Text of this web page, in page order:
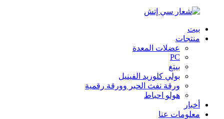
بيت
منتجات
عضلات المعدة
PC
بيتغ
بولي كلوريد الفينيل
ورقة نفث الحبر وورقة رقمية
هولو احباط
أخبار
معلومات عنا